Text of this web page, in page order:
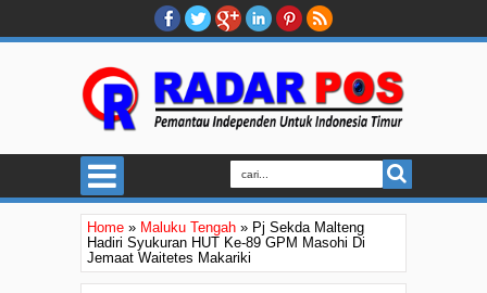
Home » Maluku Tengah » Pj Sekda Malteng
Hadiri Syukuran HUT Ke-89 GPM Masohi Di
Jemaat Waitetes Makariki